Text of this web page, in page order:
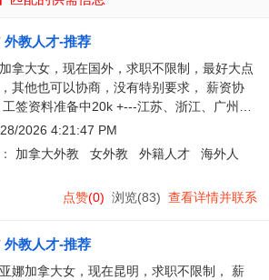
外教人才-推荐
拿大女，现在国外，求职不限制，最好大点
其他也可以协商，没有特别要求， 薪资协
签资料准备中20k +---江苏、浙江、广州、
佛山、东莞等地最好
2026 4:21:47 PM
加拿大外教 女外教 外籍人才
海外人
点赞(0) 浏览(83) 查看详情并联系
外教人才-推荐
娜加拿大女，现在昆明，求职不限制， 薪